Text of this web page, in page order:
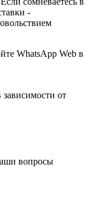
-
WhatsApp Web в
от
вопросы